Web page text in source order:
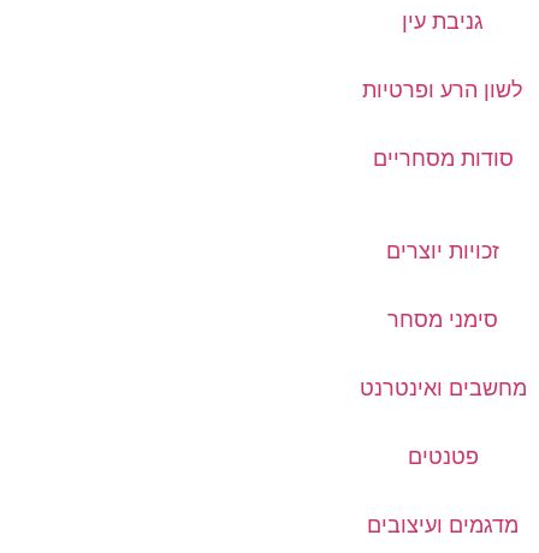
גניבת עין
לשון הרע ופרטיות
סודות מסחריים
זכויות יוצרים
סימני מסחר
מחשבים ואינטרנט
פטנטים
מדגמים ועיצובים